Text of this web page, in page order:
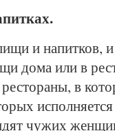
и напитков,
дома или в
в
чужих